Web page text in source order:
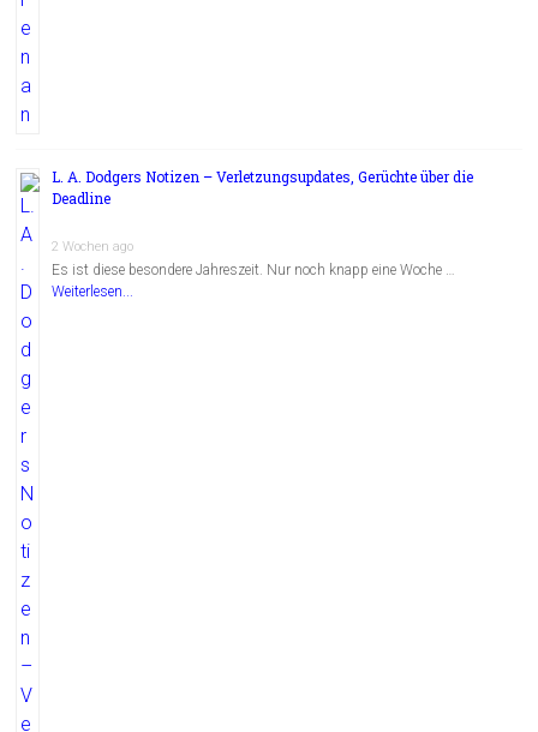
L. A. Dodgers Notizen – Verletzungsupdates, Gerüchte über die
Deadline
2 Wochen ago
Es ist diese besondere Jahreszeit. Nur noch knapp eine Woche …
Weiterlesen...